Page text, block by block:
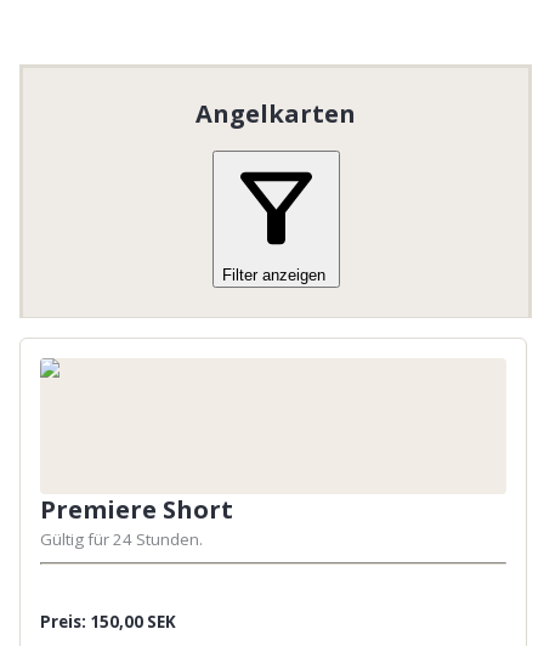
Turistbyrån i Skellefteå eller hos lokala
återförsäljare inom området.
Dieses Gebiet enthält ein oder mehrere „Put and
Take“-Angelgewässer.
Angelkarten
Filter anzeigen
Premiere Short
Gültig für 24 Stunden.
Preis: 150,00 SEK